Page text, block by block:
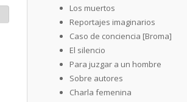
Los muertos
Reportajes imaginarios
Caso de conciencia [Broma]
El silencio
Para juzgar a un hombre
Sobre autores
Charla femenina